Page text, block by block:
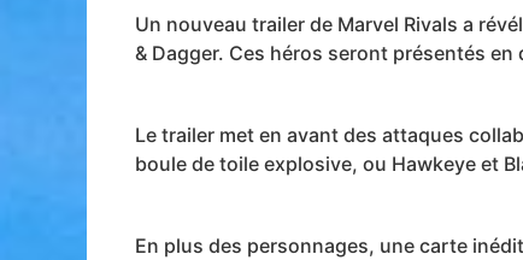
Un nouveau trailer de Marvel Rivals a
& Dagger. Ces héros seront présentés
Le trailer met en avant des attaques
boule de toile explosive, ou Hawkeye et
En plus des personnages, une carte